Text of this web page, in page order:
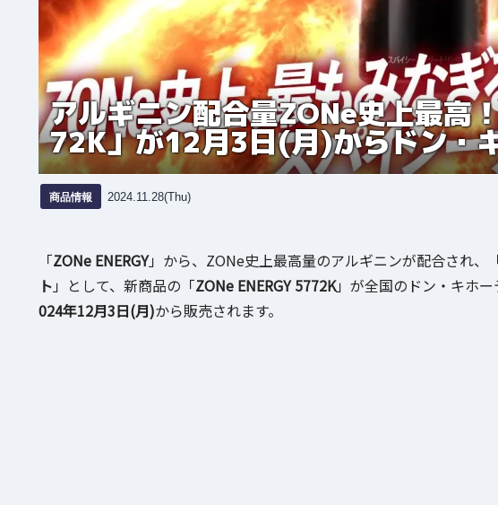
アルギニン配合量ZONe史上最高
72K」が12月3日(月)からドン・
商品情報 2024.11.28(Thu)
「ZONe ENERGY」から、ZONe史上最高量のアルギニンが配合され、
ト 」として、新商品の「ZONe ENERGY 5772K」が全国のドン・キホ
024年12月3日(月)から販売されます。